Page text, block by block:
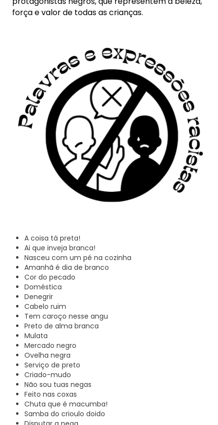
força e valor de todas as crianças.
A coisa tá preta!
Ai que inveja branca!
Nasceu com um pé na cozinha
Amanhã é dia de branco
Cor do pecado
Doméstica
Denegrir
Cabelo ruim
Tem caroço nesse angu
Preto de alma branca
Mulata
Mercado negro
Ovelha negra
Serviço de preto
Criado-mudo
Não sou tuas negas
Feito nas coxas
Chuta que é macumba!
Samba do crioulo doido